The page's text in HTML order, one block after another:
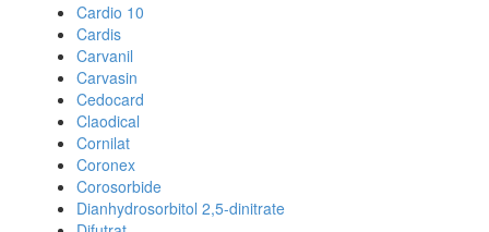
Cardio 10
Cardis
Carvanil
Carvasin
Cedocard
Claodical
Cornilat
Coronex
Corosorbide
Dianhydrosorbitol 2,5-dinitrate